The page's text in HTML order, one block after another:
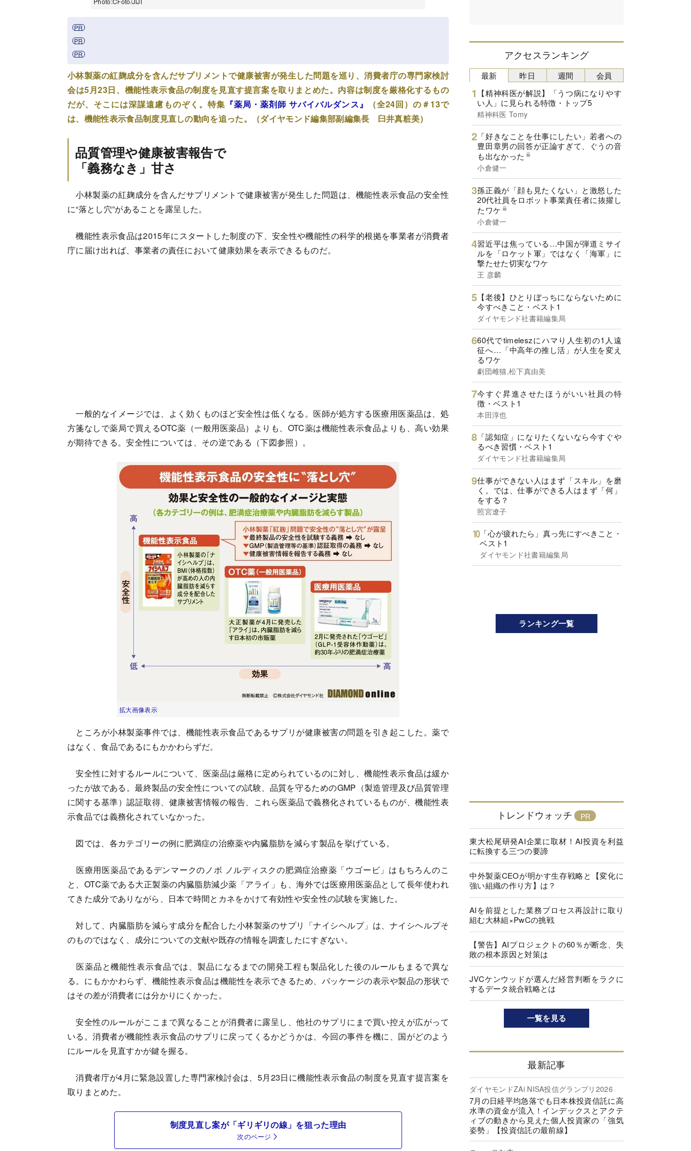
小林製薬の紅麹成分を含んだサプリメントで健康被害が発生した問題を巡り、消費者庁の専門家検討
会は5月23日、機能性表示食品の制度を見直す提言案を取りまとめた。内容は制度を厳格化するもの
だが、そこには深謀遠慮ものぞく。特集 『薬局・薬剤師 サバイバルダンス』
（全24回）の＃13で
は、機能性表示食品制度見直しの動向を追った。（ダイヤモンド編集部副編集長 臼井真粧美）
品質管理や健康被害報告で
「義務なき」甘さ
小林製薬の紅麹成分を含んだサプリメントで健康被害が発生した問題は、機能性表示食品の安全性
に“落とし穴”があることを露呈した。
機能性表示食品は2015年にスタートした制度の下、安全性や機能性の科学的根拠を事業者が消費者
庁に届け出れば、事業者の責任において健康効果を表示できるものだ。
一般的なイメージでは、よく効くものほど安全性は低くなる。医師が処方する医療用医薬品は、処
方箋なしで薬局で買えるOTC薬（一般用医薬品）よりも、OTC薬は機能性表示食品よりも、高い効果
が期待できる。安全性については、その逆である（下図参照）。
拡大画像表示
ところが小林製薬事件では、機能性表示食品であるサプリが健康被害の問題を引き起こした。薬で
はなく、食品であるにもかかわらずだ。
安全性に対するルールについて、医薬品は厳格に定められているのに対し、機能性表示食品は緩か
ったが故である。最終製品の安全性についての試験、品質を守るためのGMP（製造管理及び品質管理
に関する基準）認証取得、健康被害情報の報告、これら医薬品で義務化されているものが、機能性表
示食品では義務化されていなかった。
図では、各カテゴリーの例に肥満症の治療薬や内臓脂肪を減らす製品を挙げている。
医療用医薬品であるデンマークのノボ ノルディスクの肥満症治療薬「ウゴービ」はもちろんのこ
と、OTC薬である大正製薬の内臓脂肪減少薬「アライ」も、海外では医療用医薬品として長年使われ
てきた成分でありながら、日本で時間とカネをかけて有効性や安全性の試験を実施した。
対して、内臓脂肪を減らす成分を配合した小林製薬のサプリ「ナイシヘルプ」は、ナイシヘルプそ
のものではなく、成分についての文献や既存の情報を調査したにすぎない。
医薬品と機能性表示食品では、製品になるまでの開発工程も製品化した後のルールもまるで異な
る。にもかかわらず、機能性表示食品は機能性を表示できるため、パッケージの表示や製品の形状で
はその差が消費者には分かりにくかった。
安全性のルールがここまで異なることが消費者に露呈し、他社のサプリにまで買い控えが広がって
いる。消費者が機能性表示食品のサプリに戻ってくるかどうかは、今回の事件を機に、国がどのよう
にルールを見直すかが鍵を握る。
消費者庁が4月に緊急設置した専門家検討会は、5月23日に機能性表示食品の制度を見直す提言案を
取りまとめた。
制度見直し案が「ギリギリの線」を狙った理由
次のページ
アクセスランキング
最新
【精神科医が解説】「うつ病になりやす
い人」に見られる特徴・トップ5
精神科医 Tomy
「好きなことを仕事にしたい」若者への
豊田章男の回答が正論すぎて、ぐうの音
も出なかった
小倉健一
孫正義が「顔も見たくない」と激怒した
20代社員をロボット事業責任者に抜擢し
たワケ
小倉健一
習近平は焦っている…中国が弾道ミサイ
ルを「ロケット軍」ではなく「海軍」に
撃たせた切実なワケ
王 彦麟
【老後】ひとりぼっちにならないために
今すべきこと・ベスト1
ダイヤモンド社書籍編集局
60代でtimeleszにハマり人生初の1人遠
征へ…「中高年の推し活」が人生を変え
るワケ
劇団雌猫,松下真由美
今すぐ昇進させたほうがいい社員の特
徴・ベスト1
本田淳也
「認知症」になりたくないなら今すぐや
るべき習慣・ベスト1
ダイヤモンド社書籍編集局
仕事ができない人はまず「スキル」を磨
く。では、仕事ができる人はまず「何」
をする？
照宮遼子
「心が疲れたら」真っ先にすべきこと・
ベスト1
ダイヤモンド社書籍編集局
昨日 週間 会員
ランキング一覧
トレンドウォッチ
東大松尾研発AI企業に取材！AI投資を利益
に転換する三つの要諦
中外製薬CEOが明かす生存戦略と【変化に
強い組織の作り方】は？
AIを前提とした業務プロセス再設計に取り
組む大林組×PwCの挑戦
【警告】AIプロジェクトの60％が断念、失
敗の根本原因と対策は
JVCケンウッドが選んだ経営判断をラクに
するデータ統合戦略とは
一覧を見る
最新記事
ダイヤモンドZAi NISA投信グランプリ2026
7月の日経平均急落でも日本株投資信託に高
水準の資金が流入！インデックスとアクテ
ィブの動きから見えた個人投資家の「強気
姿勢」【投資信託の最前線】